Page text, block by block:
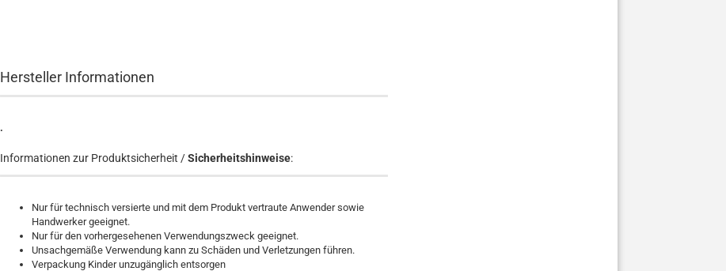
Hersteller Informationen
.
Informationen zur Produktsicherheit /Sicherheitshinweise:
Nur für technisch versierte und mit dem Produkt vertraute Anwender sowie
Handwerker geeignet.
Nur für den vorhergesehenen Verwendungszweck geeignet.
Unsachgemäße Verwendung kann zu Schäden und Verletzungen führen.
Verpackung Kinder unzugänglich entsorgen